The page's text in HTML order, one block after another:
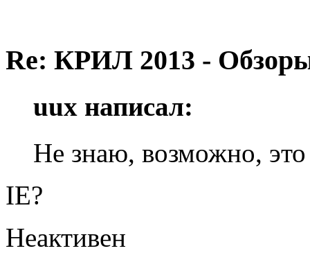
Re: КРИЛ 2013 -
uux написал:
Не знаю, возможно, это
IE?
Неактивен